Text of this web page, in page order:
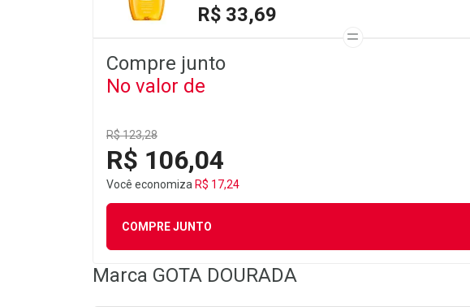
R$ 33,69
Compre junto
No valor de
R$ 123,28
R$ 106,04
Você economiza R$ 17,24
COMPRE JUNTO
Marca GOTA DOURADA